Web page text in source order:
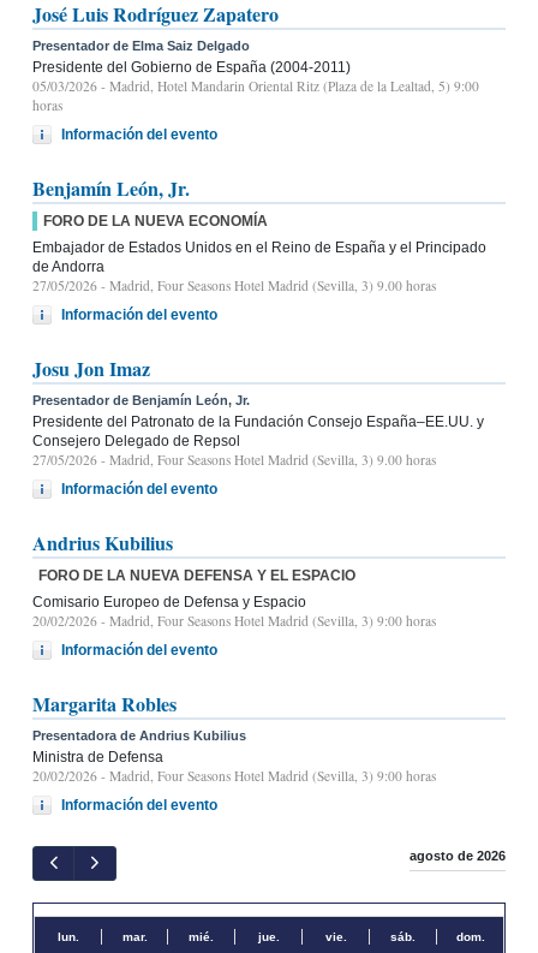
José Luis Rodríguez Zapatero
Presentador de Elma Saiz Delgado
Presidente del Gobierno de España (2004-2011)
05/03/2026 - Madrid, Hotel Mandarin Oriental Ritz (Plaza de la Lealtad, 5) 9:00
horas
Información del evento
Benjamín León, Jr.
FORO DE LA NUEVA ECONOMÍA
Embajador de Estados Unidos en el Reino de España y el Principado
de Andorra
27/05/2026 - Madrid, Four Seasons Hotel Madrid (Sevilla, 3) 9.00 horas
Información del evento
Josu Jon Imaz
Presentador de Benjamín León, Jr.
Presidente del Patronato de la Fundación Consejo España–EE.UU. y
Consejero Delegado de Repsol
27/05/2026 - Madrid, Four Seasons Hotel Madrid (Sevilla, 3) 9.00 horas
Información del evento
Andrius Kubilius
FORO DE LA NUEVA DEFENSA Y EL ESPACIO
Comisario Europeo de Defensa y Espacio
20/02/2026 - Madrid, Four Seasons Hotel Madrid (Sevilla, 3) 9:00 horas
Información del evento
Margarita Robles
Presentadora de Andrius Kubilius
Ministra de Defensa
20/02/2026 - Madrid, Four Seasons Hotel Madrid (Sevilla, 3) 9:00 horas
Información del evento
agosto de 2026
lun. mar. mié. jue. vie. sáb. dom.